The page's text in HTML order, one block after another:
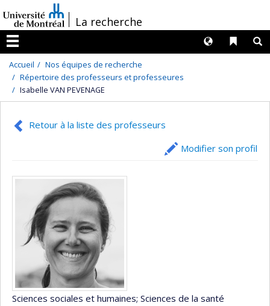
au
contenu
/La recherche
Menu
Liens
Langues
Accueil
Nos équipes de recherche
Répertoire des professeurs et professeures
Isabelle VAN PEVENAGE
Retour à la liste des professeurs
Modifier son profil
Sciences sociales et humaines; Sciences de la santé